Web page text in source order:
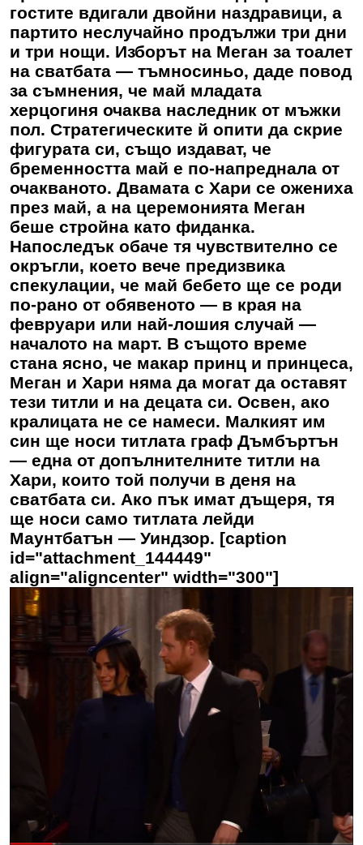
гостите вдигали двойни наздравици, а
партито неслучайно продължи три дни
и три нощи. Изборът на Меган за тоалет
на сватбата — тъмносиньо, даде повод
за съмнения, че май младата
херцогиня очаква наследник от мъжки
пол. Стратегическите й опити да скрие
фигурата си, също издават, че
бременността май е по-напреднала от
очакваното. Двамата с Хари се ожениха
през май, а на церемонията Меган
беше стройна като фиданка.
Напоследък обаче тя чувствително се
окръгли, което вече предизвика
спекулации, че май бебето ще се роди
по-рано от обявеното — в края на
февруари или най-лошия случай —
началото на март. В същото време
стана ясно, че макар принц и принцеса,
Меган и Хари няма да могат да оставят
тези титли и на децата си. Освен, ако
кралицата не се намеси. Малкият им
син ще носи титлата граф Дъмбъртън
— една от допълнителните титли на
Хари, които той получи в деня на
сватбата си. Ако пък имат дъщеря, тя
ще носи само титлата лейди
Маунтбатън — Уиндзор. [caption
id="attachment_144449"
align="aligncenter" width="300"]